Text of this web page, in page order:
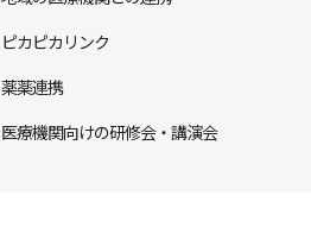
ピカピカリンク
薬薬連携
医療機関向けの研修会・講演会